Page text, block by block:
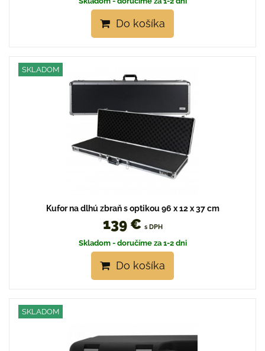
Do košíka
SKLADOM
Kufor na dlhú zbraň s optikou 96 x 12 x 37 cm
139 € s DPH
Skladom - doručíme za 1-2 dni
Do košíka
SKLADOM